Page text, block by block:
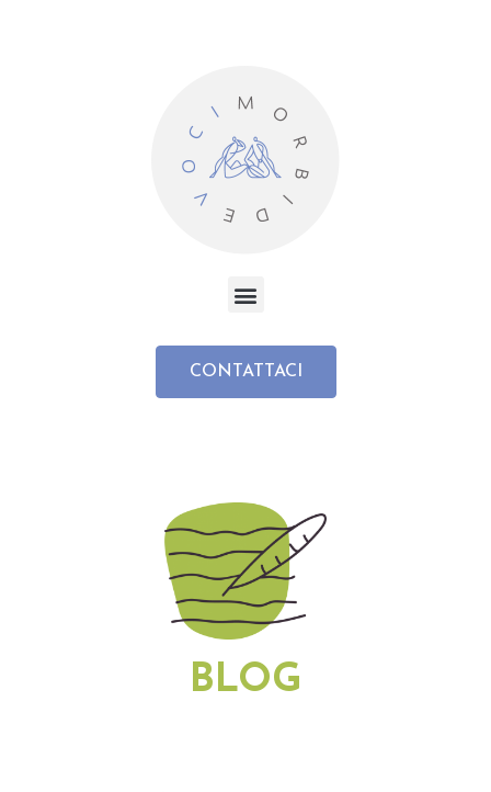
CONTATTACI
BLOG